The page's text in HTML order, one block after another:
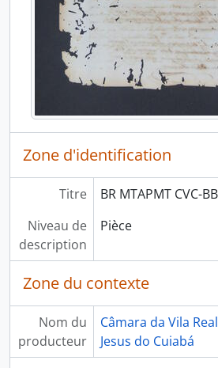
Zone d'identification
Titre
BR MTAPMT CVC-
Niveau de
description
Pièce
Zone du contexte
Nom du
producteur
Câmara da Vila
Jesus do Cuiabá